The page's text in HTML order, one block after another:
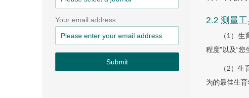
Your email address
Submit
2.2 测量
（1）
程度”以及“
（2）
为的最佳生